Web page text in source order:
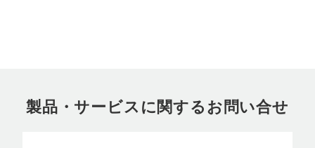
製品・サービスに関するお問い合せ